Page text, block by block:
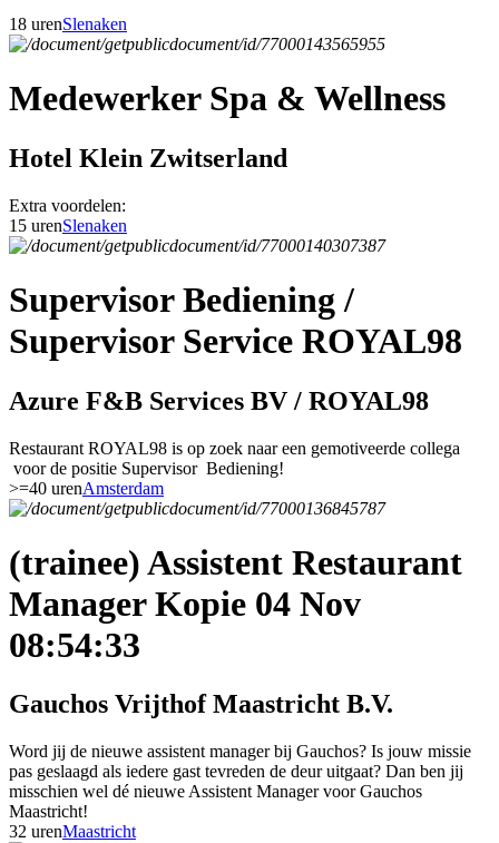
18 urenSlenaken
Medewerker Spa & Wellness
Hotel Klein Zwitserland
Extra voordelen:
15 urenSlenaken
Supervisor Bediening /
Supervisor Service ROYAL98
Azure F&B Services BV / ROYAL98
Restaurant ROYAL98 is op zoek naar een gemotiveerde collega
voor de positie Supervisor Bediening!
>=40 urenAmsterdam
(trainee) Assistent Restaurant
Manager Kopie 04 Nov
08:54:33
Gauchos Vrijthof Maastricht B.V.
Word jij de nieuwe assistent manager bij Gauchos? Is jouw missie
pas geslaagd als iedere gast tevreden de deur uitgaat? Dan ben jij
misschien wel dé nieuwe Assistent Manager voor Gauchos
Maastricht!
32 urenMaastricht